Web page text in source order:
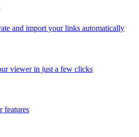
and import your links automatically
viewer in just a few clicks
features